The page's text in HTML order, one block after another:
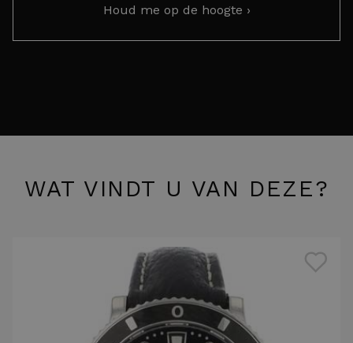
Houd me op de hoogte ›
WAT VINDT U VAN DEZE?